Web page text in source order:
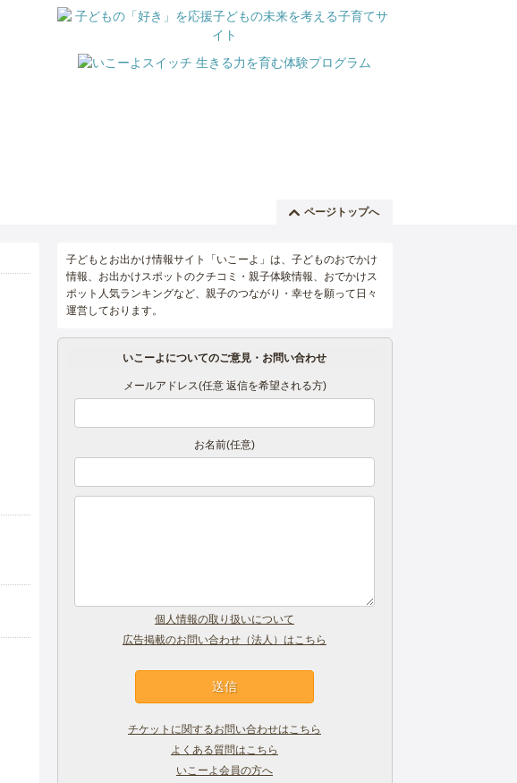
ページトップへ
子どもとお出かけ情報サイト「いこーよ」は、子どものおでかけ
情報、お出かけスポットのクチコミ・親子体験情報、おでかけス
ポット人気ランキングなど、親子のつながり・幸せを願って日々
運営しております。
いこーよについてのご意見・お問い合わせ
メールアドレス(任意 返信を希望される方)
お名前(任意)
個人情報の取り扱いについて
広告掲載のお問い合わせ（法人）はこちら
チケットに関するお問い合わせはこちら
よくある質問はこちら
いこーよ会員の方へ